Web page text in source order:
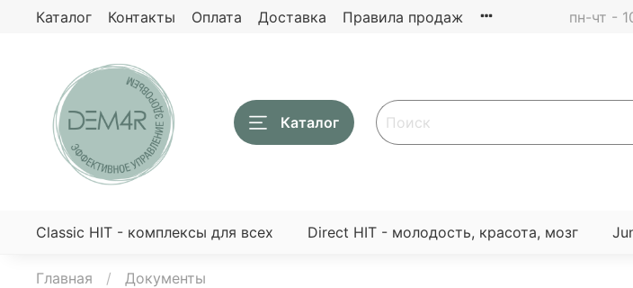
Каталог Контакты Оплата Доставка Правила продаж пн-чт -
Каталог
Classic HIT - комплексы для всех Direct HIT - молодость, красота, мозг
Главная Документы